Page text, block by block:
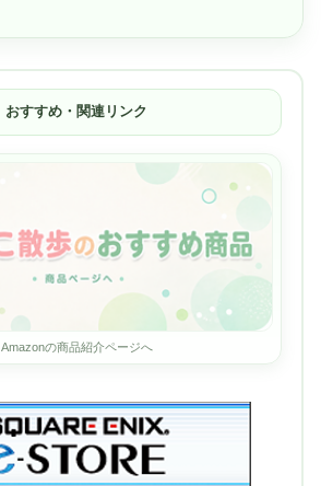
おすすめ・関連リンク
Amazonの商品紹介ページへ